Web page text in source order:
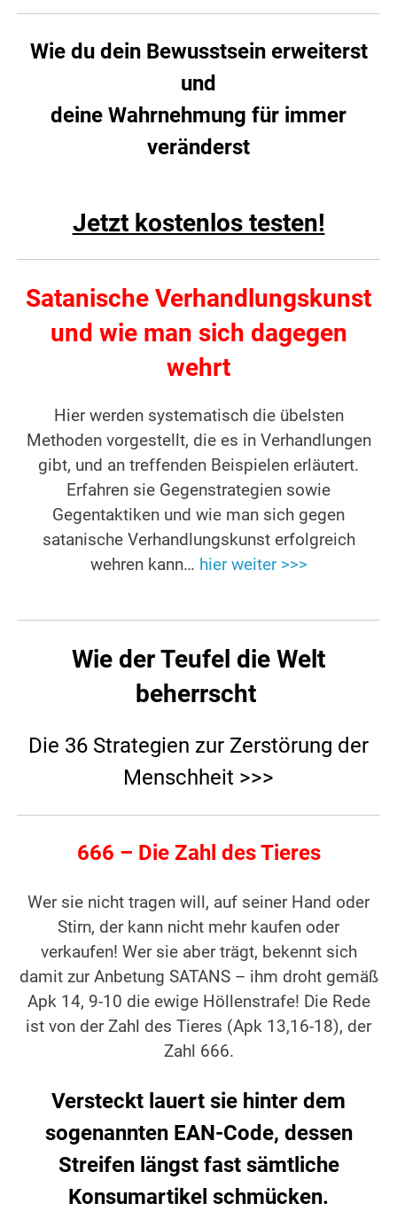
Wie du dein Bewusstsein erweiterst
und
deine Wahrnehmung für immer
veränderst
Jetzt kostenlos testen!
Satanische Verhandlungskunst
und wie man sich dagegen
wehrt
Hier werden systematisch die übelsten
Methoden vorgestellt, die es in Verhandlungen
gibt, und an treffenden Beispielen erläutert.
Erfahren sie Gegenstrategien sowie
Gegentaktiken und wie man sich gegen
satanische Verhandlungskunst erfolgreich
wehren kann… hier weiter >>>
Wie der Teufel die Welt
beherrscht
Die 36 Strategien zur Zerstörung der
Menschheit >>>
666 – Die Zahl des Tieres
Wer sie nicht tragen will, auf seiner Hand oder
Stirn, der kann nicht mehr kaufen oder
verkaufen! Wer sie aber trägt, bekennt sich
damit zur Anbetung SATANS – ihm droht gemäß
Apk 14, 9-10 die ewige Höllenstrafe! Die Rede
ist von der Zahl des Tieres (Apk 13,16-18), der
Zahl 666.
Versteckt lauert sie hinter dem
sogenannten EAN-Code, dessen
Streifen längst fast sämtliche
Konsumartikel schmücken.